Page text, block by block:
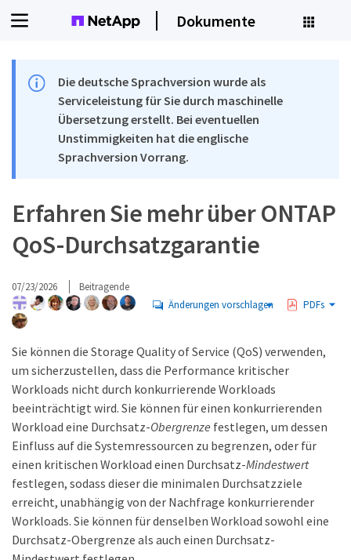
Dokumente
Die deutsche Sprachversion wurde als
Serviceleistung für Sie durch maschinelle
Übersetzung erstellt. Bei eventuellen
Unstimmigkeiten hat die englische
Sprachversion Vorrang.
Erfahren Sie mehr über ONTAP
QoS-Durchsatzgarantie
07/23/2026
Beitragende
Änderungen vorschlagen
PDFs
Sie können die Storage Quality of Service (QoS) verwenden,
um sicherzustellen, dass die Performance kritischer
Workloads nicht durch konkurrierende Workloads
beeinträchtigt wird. Sie können für einen konkurrierenden
Workload eine Durchsatz-Obergrenze festlegen, um dessen
Einfluss auf die Systemressourcen zu begrenzen, oder für
einen kritischen Workload einen Durchsatz-Mindestwert
festlegen, sodass dieser die minimalen Durchsatzziele
erreicht, unabhängig von der Nachfrage konkurrierender
Workloads. Sie können für denselben Workload sowohl eine
Durchsatz-Obergrenze als auch einen Durchsatz-